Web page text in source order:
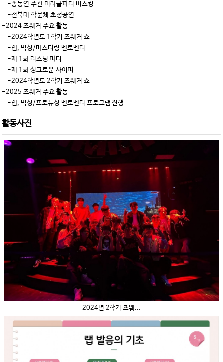
-총동연 주관 미라클파티 버스킹
-전북대 학문체 초청공연
-2024 즈웨거 주요 활동
-2024학년도 1학기 즈웨거 쇼
-랩, 믹싱/마스터링 멘토멘티
-제 1회 리스닝 파티
-제 1회 싱그로운 사이퍼
-2024학년도 2학기 즈웨거 쇼
-2025 즈웨거 주요 활동
-랩, 믹싱/프로듀싱 멘토멘티 프로그램 진행
활동사진
2024년 2학기 즈웨...